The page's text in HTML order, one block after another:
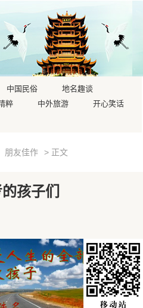
中国民俗
地名趣谈
粹 中外旅游 开心笑话
朋友佳作 > 正文
孩子们